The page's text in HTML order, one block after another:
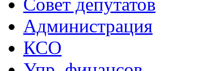
Администрация
КСО